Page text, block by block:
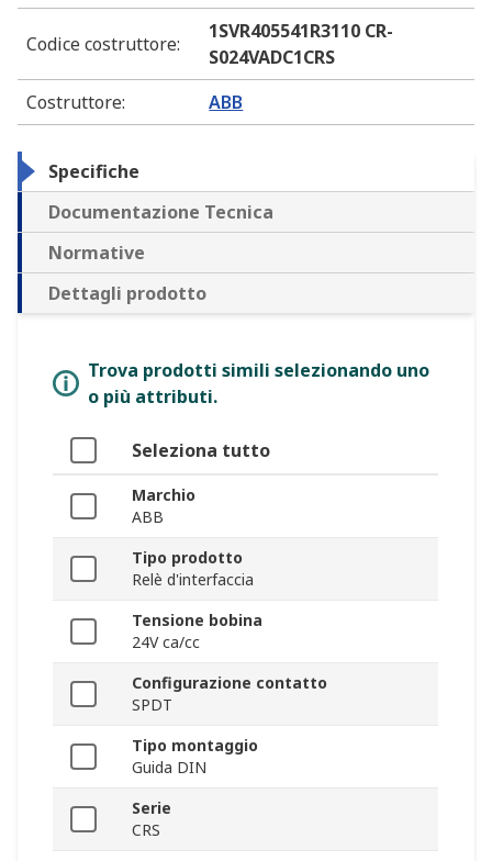
Codice costruttore:
1SVR405541R3110 CR-
S024VADC1CRS
Costruttore: ABB
Specifiche
Documentazione Tecnica
Normative
Dettagli prodotto
Trova prodotti simili selezionando uno
o più attributi.
Seleziona tutto
Marchio
ABB
Tipo prodotto
Relè d'interfaccia
Tensione bobina
24V ca/cc
Configurazione contatto
SPDT
Tipo montaggio
Guida DIN
Serie
CRS